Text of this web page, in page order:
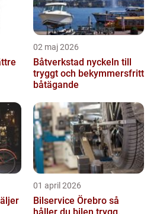
02 maj 2026
Båtverkstad nyckeln till
tryggt och bekymmersfritt
båtägande
01 april 2026
Bilservice Örebro så